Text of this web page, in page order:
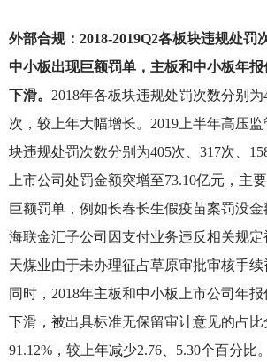
外部合规：2018-2019Q2各板块违规处罚
中小板出现巨额罚单，主板和中小板年
下滑。 2018年各板块违规处罚次数分别为
次，较上年大幅增长。2019上半年高压
块违规处罚次数分别为405次、317次、
上市公司处罚金额突增至73.10亿元，主
巨额罚单，例如长春长生假疫苗案罚没金
海联金汇子公司因支付业务违反相关规定
天煤业由于未办理征占草原审批审核手续
同时，2018年主板和中小板上市公司年
下滑，被出具标准无保留审计意见的占比
91.12%，较上年减少2.76、5.30个百分比。